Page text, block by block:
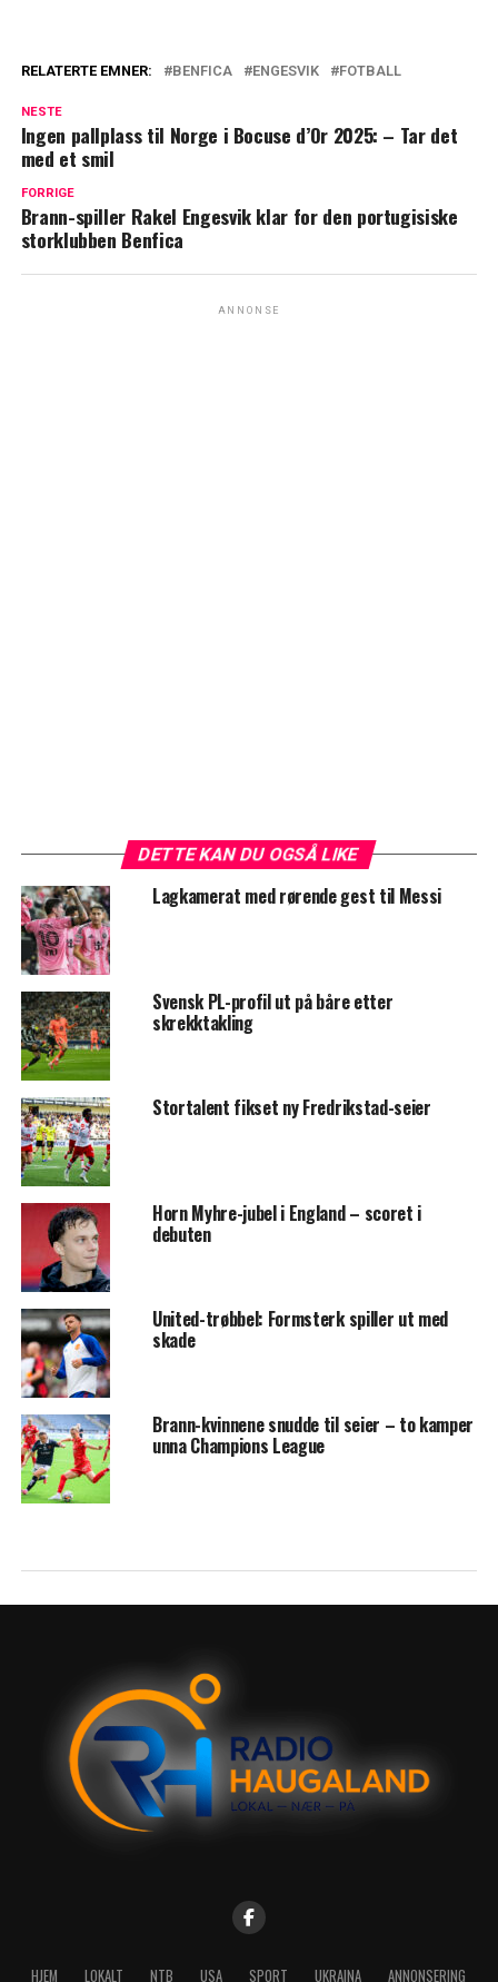
RELATERTE EMNER: BENFICA ENGESVIK FOTBALL
NESTE
Ingen pallplass til Norge i Bocuse d’Or 2025: – Tar det
med et smil
FORRIGE
Brann-spiller Rakel Engesvik klar for den portugisiske
storklubben Benfica
ANNONSE
DETTE KAN DU OGSÅ LIKE
Lagkamerat med rørende gest til Messi
Svensk PL-profil ut på båre etter
skrekktakling
Stortalent fikset ny Fredrikstad-seier
Horn Myhre-jubel i England – scoret i
debuten
United-trøbbel: Formsterk spiller ut med
skade
Brann-kvinnene snudde til seier – to kamper
unna Champions League
HJEM LOKALT NTB USA SPORT UKRAINA ANNONSERING